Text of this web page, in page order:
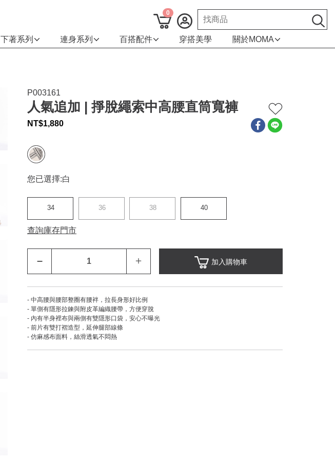
0
下著系列 連身系列 百搭配件 穿搭美學 關於MOMA
P003161
人氣追加 | 掙脫繩索中高腰直筒寬褲
NT$1,880
您已選擇:白
34 36 38 40
查詢庫存門市
– ＋ 加入購物車
- 中高腰與腰部整圈有腰袢，拉長身形好比例
- 單側有隱形拉鍊與附皮革編織腰帶，方便穿脫
- 內有半身裡布與兩側有雙隱形口袋，安心不曝光
- 前片有雙打褶造型，延伸腿部線條
- 仿麻感布面料，絲滑透氣不悶熱